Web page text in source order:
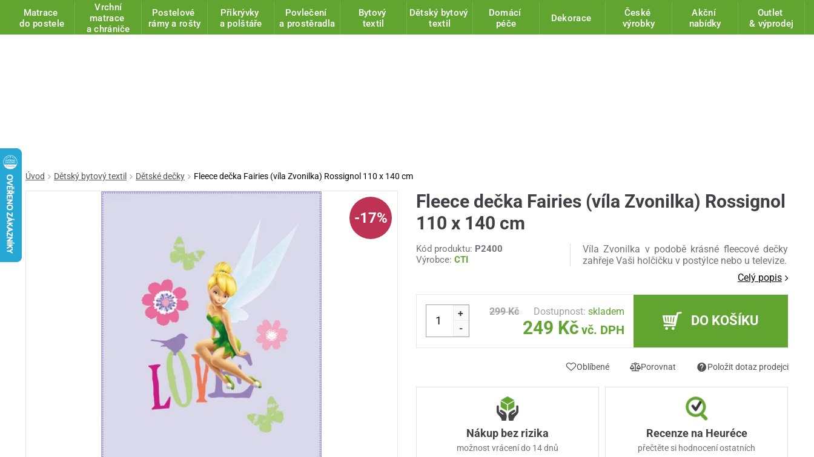
Matrace
do postele
Vrchní
matrace
a chrániče
Postelové
rámy a rošty
Přikrývky
a polštáře
Povlečení
a prostěradla
Bytový
textil
Dětský bytový
textil
Domácí
péče
Dekorace
České
výrobky
Akční
nabídky
Outlet
& výprodej
Úvod Dětský bytový textil Dětské dečky Fleece dečka Fairies (víla Zvonilka) Rossignol 110 x 140 cm
-17%
Fleece dečka Fairies (víla Zvonilka) Rossignol
110 x 140 cm
Kód produktu: P2400
Výrobce: CTI
Víla Zvonilka v podobě krásné fleecové dečky
zahřeje Vaši holčičku v postýlce nebo u televize.
Celý popis
+
-
299 Kč Dostupnost: skladem
249 Kč vč. DPH
DO KOŠÍKU
Oblíbené Porovnat Položit dotaz prodejci
Nákup bez rizika
možnost vrácení do 14 dnů
Recenze na Heuréce
přečtěte si hodnocení ostatních